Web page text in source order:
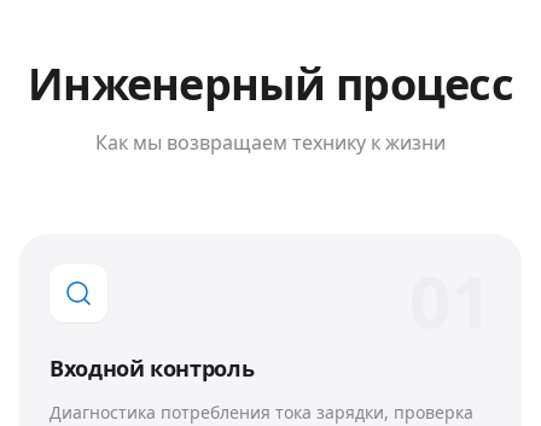
Инженерный процесс
Как мы возвращаем технику к жизни
Входной контроль
Диагностика потребления тока зарядки, проверка